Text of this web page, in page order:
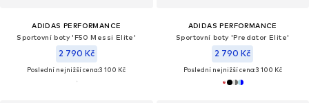
ADIDAS PERFORMANCE
Sportovní boty 'F50 Messi Elite'
2 790 Kč
Poslední nejnižší cena:3 100 Kč
ADIDAS PERFORMANCE
Sportovní boty 'Predator Elite'
2 790 Kč
Poslední nejnižší cena:3 100 Kč